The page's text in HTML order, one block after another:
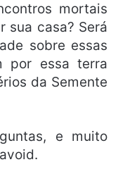
mortais
sua casa? Será
sobre essas
por essa terra
da Semente
e muito